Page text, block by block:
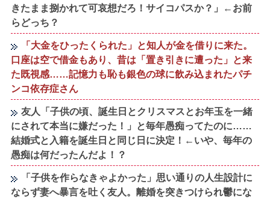
きたまま捌かれて可哀想だろ！サイコパスか？」←お前
らどっち？
「大金をひったくられた」と知人が金を借りに来た。
口座は空で借金もあり、昔は「置き引きに遭った」と来
た既視感……記憶力も恥も銀色の球に飲み込まれたパチ
ンコ依存症さん
友人「子供の頃、誕生日とクリスマスとお年玉を一緒
にされて本当に嫌だった！」と毎年愚痴ってたのに……
結婚式と入籍を誕生日と同じ日に決定！←いや、毎年の
愚痴は何だったんだよ！？
「子供を作らなきゃよかった」思い通りの人生設計に
ならず妻へ暴言を吐く友人。離婚を突きつけられ鬱にな